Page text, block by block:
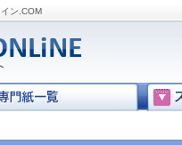
ン.COM